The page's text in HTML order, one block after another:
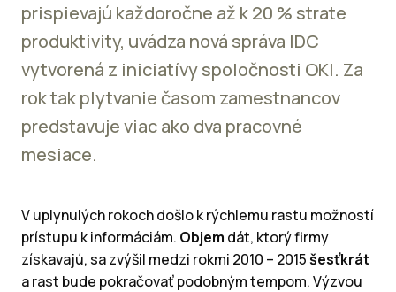
prispievajú každoročne až k 20 % strate
produktivity, uvádza nová správa IDC
vytvorená z iniciatívy spoločnosti OKI. Za
rok tak plytvanie časom zamestnancov
predstavuje viac ako dva pracovné
mesiace.
V uplynulých rokoch došlo k rýchlemu rastu možností
prístupu k informáciám. Objem dát, ktorý firmy
získavajú, sa zvýšil medzi rokmi 2010 – 2015šesťkrát
a rast bude pokračovať podobným tempom. Výzvou